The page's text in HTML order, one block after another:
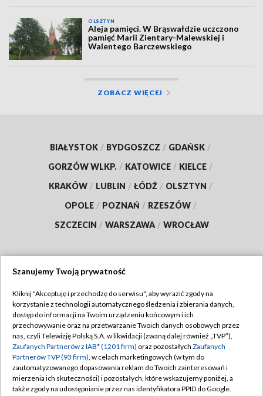
OLSZTYN
Aleja pamięci. W Brąswałdzie uczczono
pamięć Marii Zientary-Malewskiej i
Walentego Barczewskiego
ZOBACZ WIĘCEJ
BIAŁYSTOK / BYDGOSZCZ / GDAŃSK /
GORZÓW WLKP. / KATOWICE / KIELCE /
KRAKÓW / LUBLIN / ŁÓDŹ / OLSZTYN /
OPOLE / POZNAŃ / RZESZÓW /
SZCZECIN / WARSZAWA / WROCŁAW
TVP
Abonament TVP
Emisja w TVP
Centrum informacji TVP
Naziemna Telewizja Cyfrowa
Regulamin TVP
Polityka prywatności
Moje zgody
Pomoc
Szanujemy Twoją prywatność
Kliknij "Akceptuję i przechodzę do serwisu", aby wyrazić zgody na
korzystanie z technologii automatycznego śledzenia i zbierania danych,
dostęp do informacji na Twoim urządzeniu końcowym i ich
przechowywanie oraz na przetwarzanie Twoich danych osobowych przez
nas, czyli Telewizję Polską S.A. w likwidacji (zwaną dalej również „TVP”),
Zaufanych Partnerów z IAB* (1201 firm) oraz pozostałych Zaufanych
Partnerów TVP (93 firm), w celach marketingowych (w tym do
zautomatyzowanego dopasowania reklam do Twoich zainteresowań i
mierzenia ich skuteczności) i pozostałych, które wskazujemy poniżej, a
także zgody na udostępnianie przez nas identyfikatora PPID do Google.